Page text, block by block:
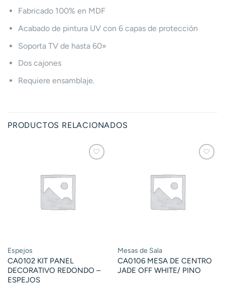
Fabricado 100% en MDF
Acabado de pintura UV con 6 capas de protección
Soporta TV de hasta 60»
Dos cajones
Requiere ensamblaje.
PRODUCTOS RELACIONADOS
Espejos
CA0102 KIT PANEL
DECORATIVO REDONDO –
ESPEJOS
Mesas de Sala
CA0106 MESA DE CENTRO
JADE OFF WHITE/ PINO